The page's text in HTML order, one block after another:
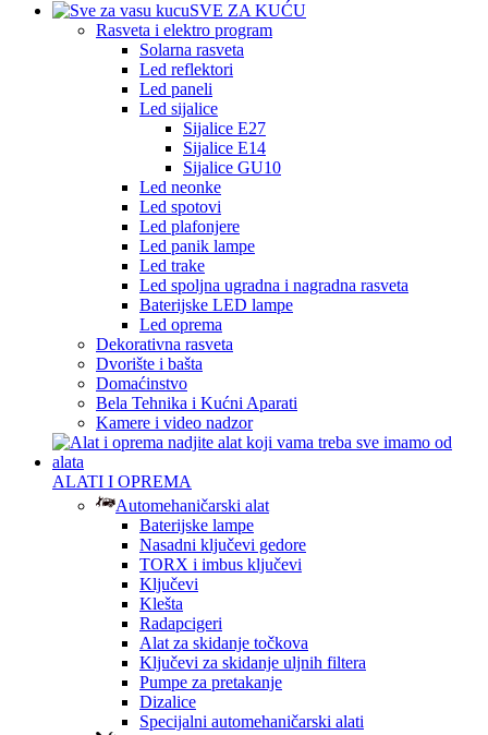
SVE ZA KUĆU
Rasveta i elektro program
Solarna rasveta
Led reflektori
Led paneli
Led sijalice
Sijalice E27
Sijalice E14
Sijalice GU10
Led neonke
Led spotovi
Led plafonjere
Led panik lampe
Led trake
Led spoljna ugradna i nagradna rasveta
Baterijske LED lampe
Led oprema
Dekorativna rasveta
Dvorište i bašta
Domaćinstvo
Bela Tehnika i Kućni Aparati
Kamere i video nadzor
ALATI I OPREMA
Automehaničarski alat
Baterijske lampe
Nasadni ključevi gedore
TORX i imbus ključevi
Ključevi
Klešta
Radapcigeri
Alat za skidanje točkova
Ključevi za skidanje uljnih filtera
Pumpe za pretakanje
Dizalice
Specijalni automehaničarski alati